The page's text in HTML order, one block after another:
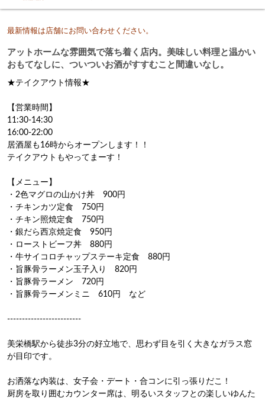
最新情報は店舗にお問い合わせください。
アットホームな雰囲気で落ち着く店内。美味しい料理と温かい
おもてなしに、ついついお酒がすすむこと間違いなし。
★テイクアウト情報★
【営業時間】
11:30-14:30
16:00-22:00
居酒屋も16時からオープンします！！
テイクアウトもやってまーす！
【メニュー】
・2色マグロの山かけ丼　900円
・チキンカツ定食　750円
・チキン照焼定食　750円
・銀だら西京焼定食　950円
・ローストビーフ丼　880円
・牛サイコロチャップステーキ定食　880円
・旨豚骨ラーメン玉子入り　820円
・旨豚骨ラーメン　720円
・旨豚骨ラーメンミニ　610円　など
‐‐‐‐‐‐‐‐‐‐‐‐‐‐‐‐‐‐‐‐‐‐‐‐‐
美栄橋駅から徒歩3分の好立地で、思わず目を引く大きなガラス窓
が目印です。
お洒落な内装は、女子会・デート・合コンに引っ張りだこ！
厨房を取り囲むカウンター席は、明るいスタッフとの楽しいゆんた